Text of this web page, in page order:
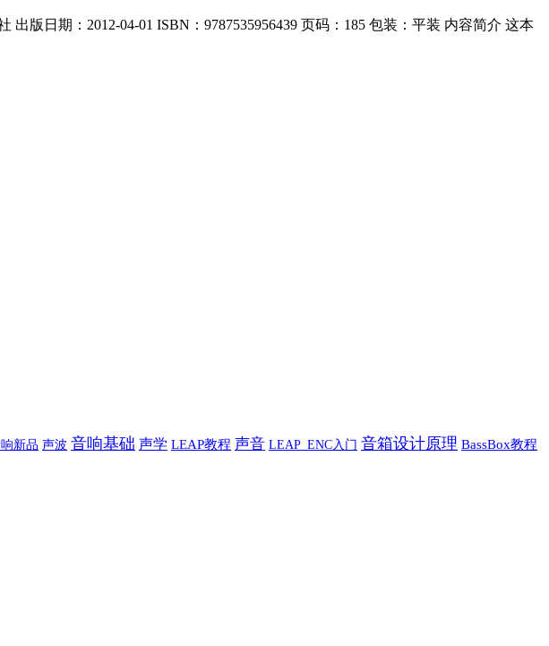
日期：2012-04-01 ISBN：9787535956439 页码：185 包装：平装 内容简介 这本
新品 声波 音响基础 声学 LEAP教程 声音 LEAP_ENC入门 音箱设计原理 BassBox教程